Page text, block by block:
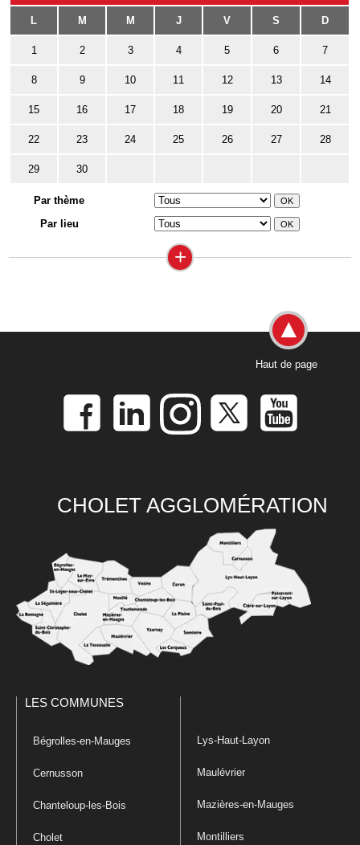
L M M J V S D
1 2 3 4 5 6 7
8 9 10 11 12 13 14
15 16 17 18 19 20 21
22 23 24 25 26 27 28
29 30
Par thème
Par lieu
+
Haut de page
CHOLET AGGLOMÉRATION
LES COMMUNES
Bégrolles-en-Mauges
Cernusson
Chanteloup-les-Bois
Cholet
Lys-Haut-Layon
Maulévrier
Mazières-en-Mauges
Montilliers